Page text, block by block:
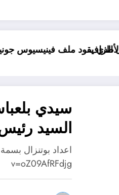
جونيور قانون المؤثرات العقلية في الجزائر
سيدي
السيد
تبون لــ
v=oZ09AfRFdjg